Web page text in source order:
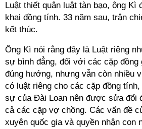
Luật thiết quân luật tàn bạo, ông Kì
khai đồng tính. 33 năm sau, trận
kết thúc.
Ông Kì nói rằng đây là Luật riêng
sự bình đẳng, đối với các cặp
đúng hướng, nhưng vẫn còn nhiều
có luật riêng cho các cặp đồng
sự của Đài Loan nên được sửa đổi
cả các cặp vợ chồng. Các vấn đề
xuyên quốc gia và quyền nhận con